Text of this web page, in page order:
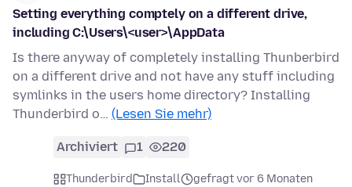
Setting everything comptely on a different drive,
including C:\Users\<user>\AppData
Is there anyway of completely installing Thunberbird
on a different drive and not have any stuff including
symlinks in the users home directory? Installing
Thunderbird o… (Lesen Sie mehr)
Archiviert 1 220
Thunderbird Install
gefragt vor 6 Monaten